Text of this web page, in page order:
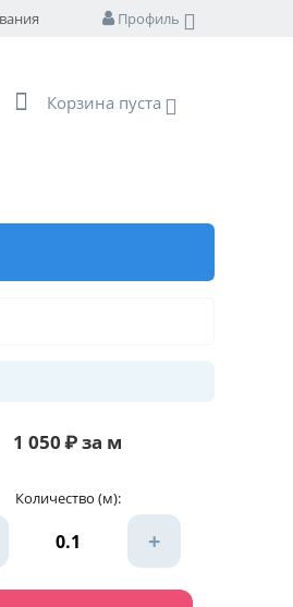
Профиль
Корзина пуста
1 050₽за м
Количество (м):
+